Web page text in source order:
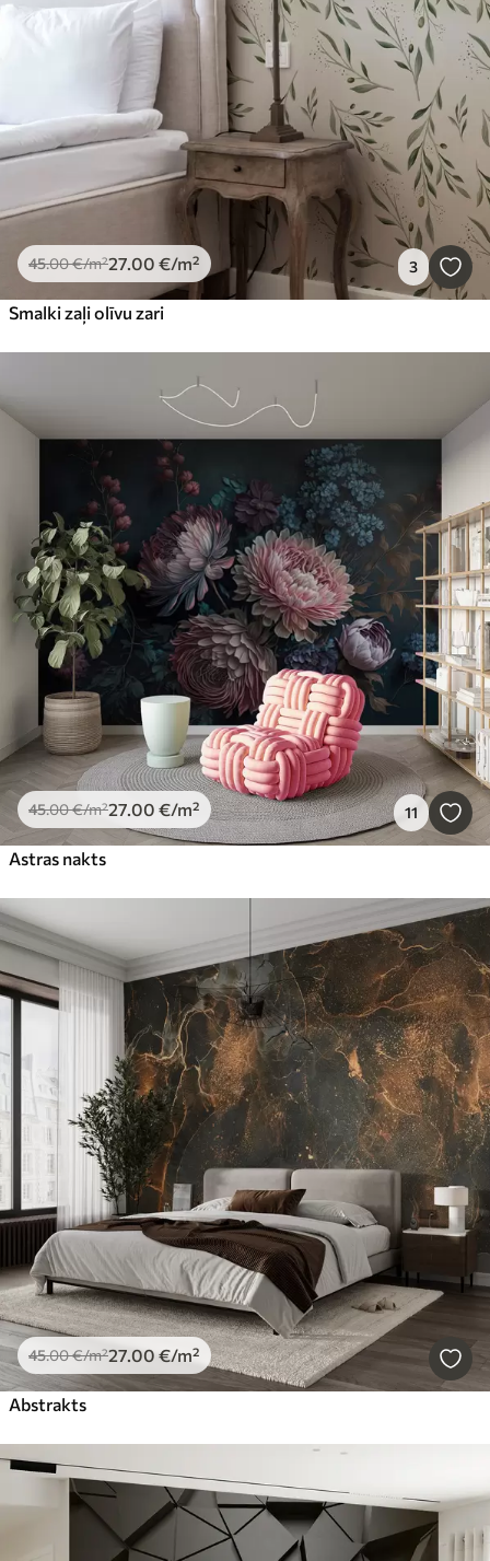
45.00€/m²27.00 €/m² 3
Smalki zaļi olīvu zari
45.00€/m²27.00 €/m² 11
Astras nakts
45.00€/m²27.00 €/m²
Abstrakts